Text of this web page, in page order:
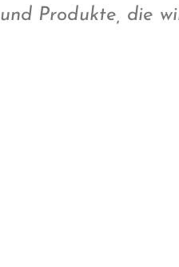
und Produkte, die